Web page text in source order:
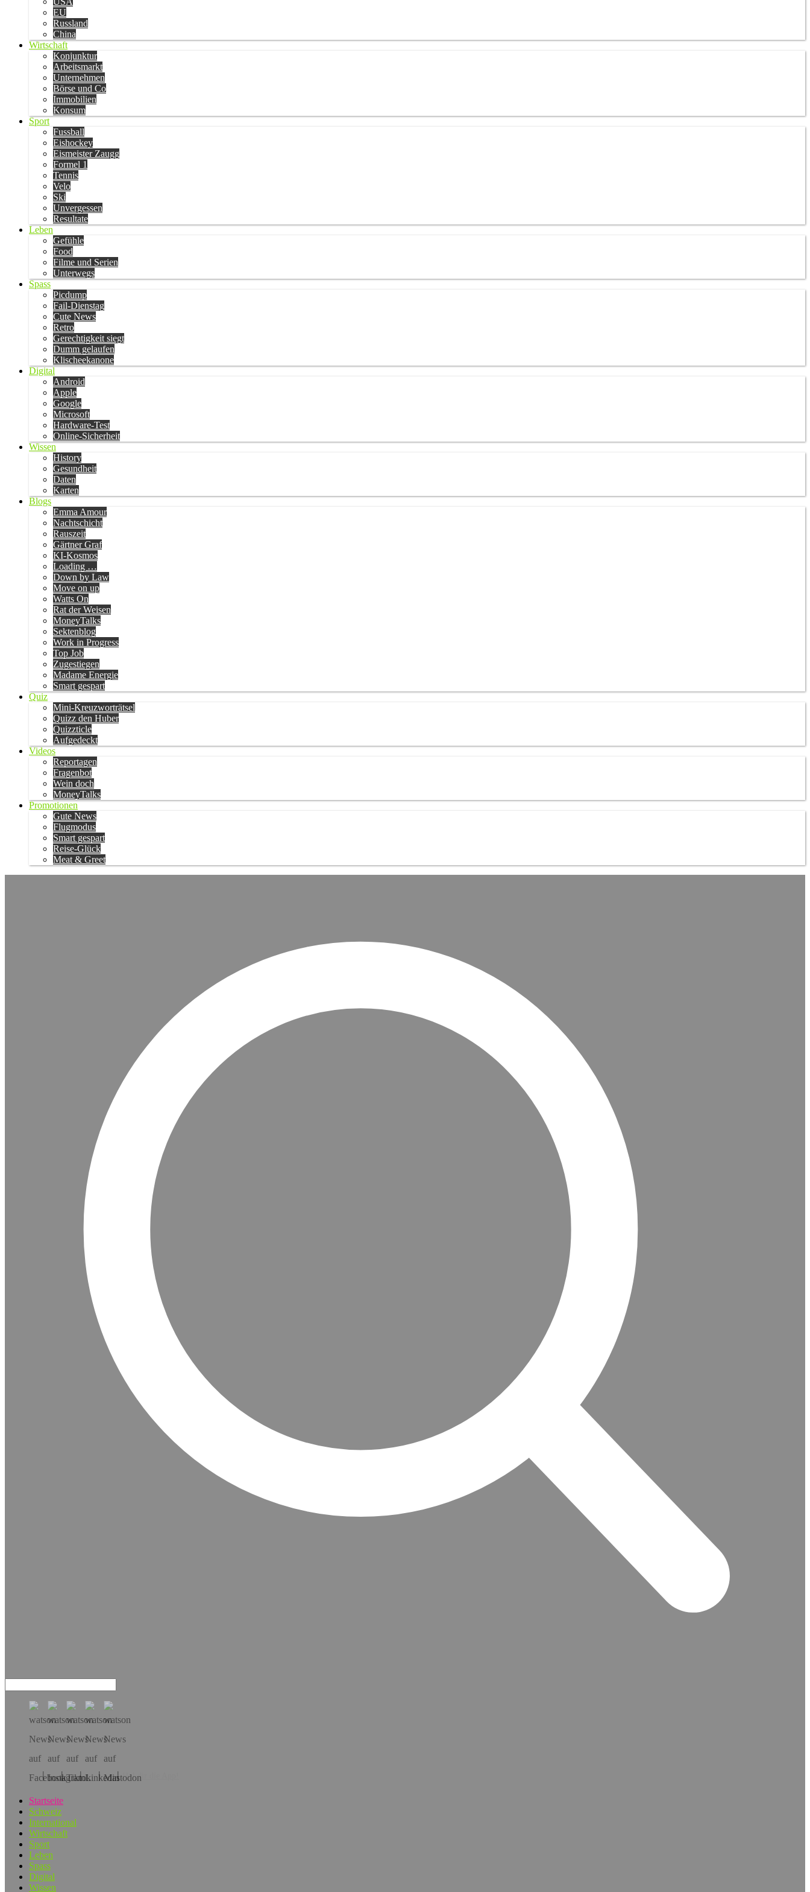
EU
Russland
China
Wirtschaft
Konjunktur
Arbeitsmarkt
Unternehmen
Börse und Co
Immobilien
Konsum
Sport
Fussball
Eishockey
Eismeister Zaugg
Formel 1
Tennis
Velo
Ski
Unvergessen
Resultate
Leben
Gefühle
Food
Filme und Serien
Unterwegs
Spass
Picdump
Fail-Dienstag
Cute News
Retro
Gerechtigkeit siegt
Dumm gelaufen
Klischeekanone
Digital
Android
Apple
Google
Microsoft
Hardware-Test
Online-Sicherheit
Wissen
History
Gesundheit
Daten
Karten
Blogs
Emma Amour
Nachtschicht
Rauszeit
Gärtner Graf
KI-Kosmos
Loading …
Down by Law
Move on up
Watts On
Rat der Weisen
MoneyTalks
Sektenblog
Work in Progress
Top Job
Zugestiegen
Madame Energie
Smart gespart
Quiz
Mini-Kreuzworträtsel
Quizz den Huber
Quizzticle
Aufgedeckt
Videos
Reportagen
Fragenbot
Wein doch
MoneyTalks
Promotionen
Gute News
Flugmodus
Smart gespart
Reise-Glück
Meat & Greet
Hol dir die App!
Startseite
Schweiz
International
Wirtschaft
Sport
Leben
Spass
Digital
Wissen